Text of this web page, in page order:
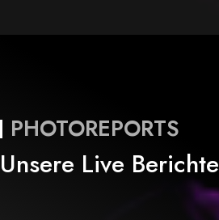
PHOTOREPORTS
Unsere Live Berichte